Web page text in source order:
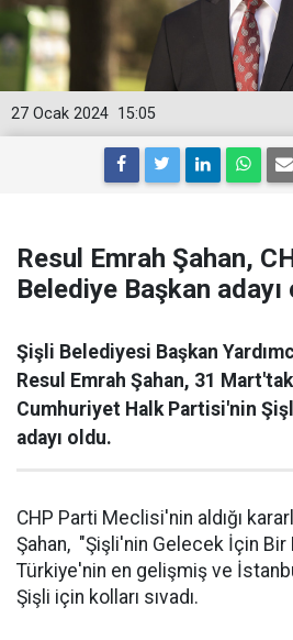
15:05
27 Ocak 2024
Resul Emrah Şahan,
Belediye Başkan adayı
Şişli Belediyesi Başkan
Resul Emrah Şahan, 31
Cumhuriyet Halk Partisi'nin
adayı oldu.
CHP Parti Meclisi'nin aldığı
Şahan, "Şişli'nin Gelecek İçin Bir
Türkiye'nin en gelişmiş ve
Şişli için kolları sıvadı.